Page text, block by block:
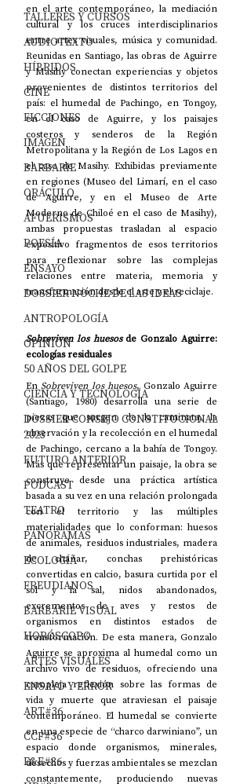
TALLERES Y CURSOS
AUDIOTEXTO
HÍBRIDOS
CINE
FICCIONES
IMAGEN
BARBARIE
ORÁCULO
AFUERISMOS
POESÍA
ENSAYO
DOSSIER NOCHE DE LAS IDEAS
ANTROPOLOGÍA
OPINIÓN
50 AÑOS DEL GOLPE
CIENCIA Y TECNOLOGÍA
DOSSIER CONSEJO CONSTITUCIONAL
2023
FUTURO ANTERIOR
PODCAST
TEATRO
PANORAMAS
ECOLOGÍA
FREUDIANOS
BARBARIE VISUAL
HORÓSCOPO
ARTES VISUALES
ENSAYO Y ERROR
ART#36
CCF#36
E&E#36
en el arte contemporáneo, la mediación
cultural y los cruces interdisciplinarios
entre artes visuales, música y comunidad.
Reunidas en Santiago, las obras de Aguirre
y Masihy conectan experiencias y objetos
provenientes de distintos territorios del
país: el humedal de Pachingo, en Tongoy,
en el caso de Aguirre, y los paisajes
costeros y senderos de la Región
Metropolitana y la Región de Los Lagos en
el caso de Masihy. Exhibidas previamente
en regiones (Museo del Limarí, en el caso
de Aguirre, y en el Museo de Arte
Moderno de Chiloé en el caso de Masihy),
ambas propuestas trasladan al espacio
expositivo fragmentos de esos territorios
para reflexionar sobre las complejas
relaciones entre materia, memoria y
transformación desde el arte y el reciclaje.
Sobreviven los huesos de Gonzalo Aguirre:
ecologías residuales
En Sobreviven los huesos, Gonzalo Aguirre
(Santiago, 1980) desarrolla una serie de
piezas que surgen de la caminata, la
observación y la recolección en el humedal
de Pachingo, cercano a la bahía de Tongoy.
Más que representar un paisaje, la obra se
construye desde una práctica artística
basada a su vez en una relación prolongada
con el territorio y las múltiples
materialidades que lo conforman: huesos
de animales, residuos industriales, madera
de chañar, conchas prehistóricas
convertidas en calcio, basura curtida por el
sol y la sal, nidos abandonados,
excrementos de aves y restos de
organismos en distintos estados de
transformación. De esta manera, Gonzalo
Aguirre se aproxima al humedal como un
archivo vivo de residuos, ofreciendo una
compleja reflexión sobre las formas de
vida y muerte que atraviesan el paisaje
contemporáneo. El humedal se convierte
en una especie de “charco darwiniano”, un
espacio donde organismos, minerales,
desechos y fuerzas ambientales se mezclan
constantemente, produciendo nuevas